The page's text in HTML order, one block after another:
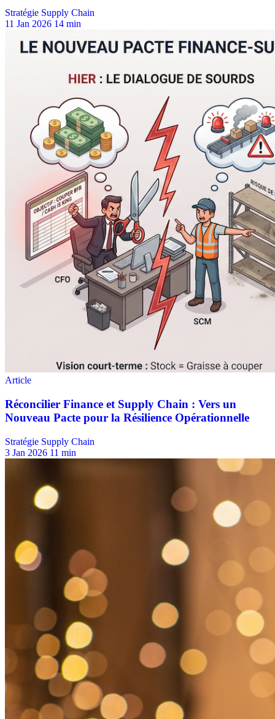
Stratégie Supply Chain
11 Jan 2026 14 min
Stratégie Supply Chain
3 Jan 2026 11 min